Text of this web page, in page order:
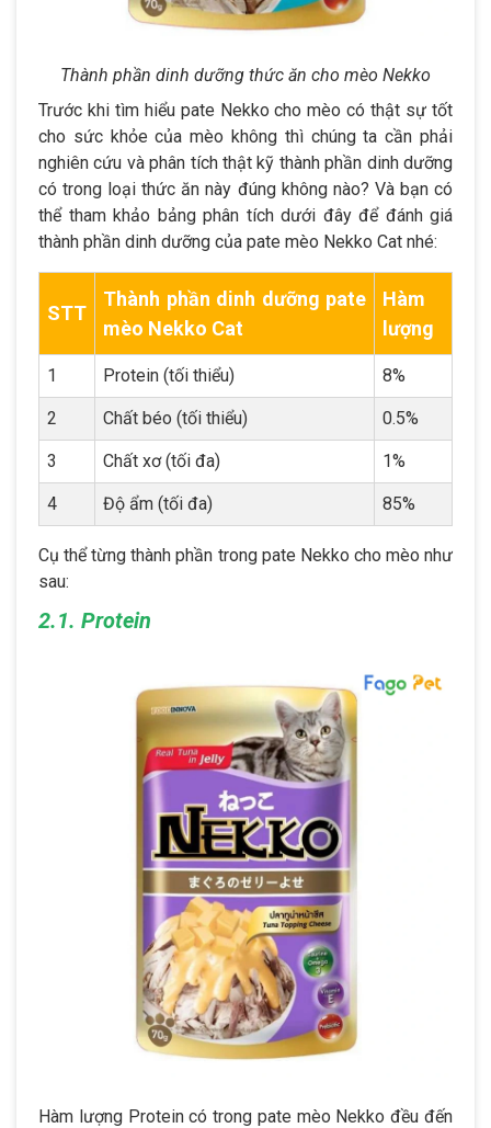
Thành phần dinh dưỡng thức ăn cho mèo Nekko
Trước khi tìm hiểu pate Nekko cho mèo có thật sự tốt
cho sức khỏe của mèo không thì chúng ta cần phải
nghiên cứu và phân tích thật kỹ thành phần dinh dưỡng
có trong loại thức ăn này đúng không nào? Và bạn có
thể tham khảo bảng phân tích dưới đây để đánh giá
thành phần dinh dưỡng của pate mèo Nekko Cat nhé:
STT
Thành phần dinh dưỡng pate
mèo Nekko Cat
Hàm
lượng
1 Protein (tối thiểu) 8%
2 Chất béo (tối thiểu) 0.5%
3 Chất xơ (tối đa) 1%
4 Độ ẩm (tối đa) 85%
Cụ thể từng thành phần trong pate Nekko cho mèo như
sau:
2.1. Protein
Hàm lượng Protein có trong pate mèo Nekko đều đến